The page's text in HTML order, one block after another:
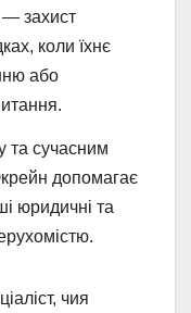
— захист
коли їхнє
або
та сучасним
допомагає
юридичні та
чия